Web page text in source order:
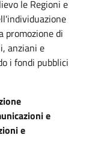
le Regioni e
promozione di
anziani e
i fondi pubblici
e
e